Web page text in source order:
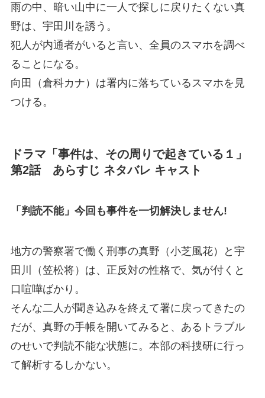
雨の中、暗い山中に一人で探しに戻りたくない真
野は、宇田川を誘う。
犯人が内通者がいると言い、全員のスマホを調べ
ることになる。
向田（倉科カナ）は署内に落ちているスマホを見
つける。
ドラマ「事件は、 その周りで起きている１」
第2話 あらすじ ネタバレ キャスト
「判読不能」今回も事件を一切解決しません!
地方の警察署で働く刑事の真野（小芝風花）と宇
田川（笠松将）は、正反対の性格で、気が付くと
口喧嘩ばかり。
そんな二人が聞き込みを終えて署に戻ってきたの
だが、真野の手帳を開いてみると、あるトラブル
のせいで判読不能な状態に。本部の科捜研に行っ
て解析するしかない。